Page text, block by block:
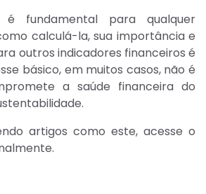
fundamental para qualquer
calculá-la, sua importância e
outros indicadores financeiros é
básico, em muitos casos, não é
a saúde financeira do
artigos como este, acesse o